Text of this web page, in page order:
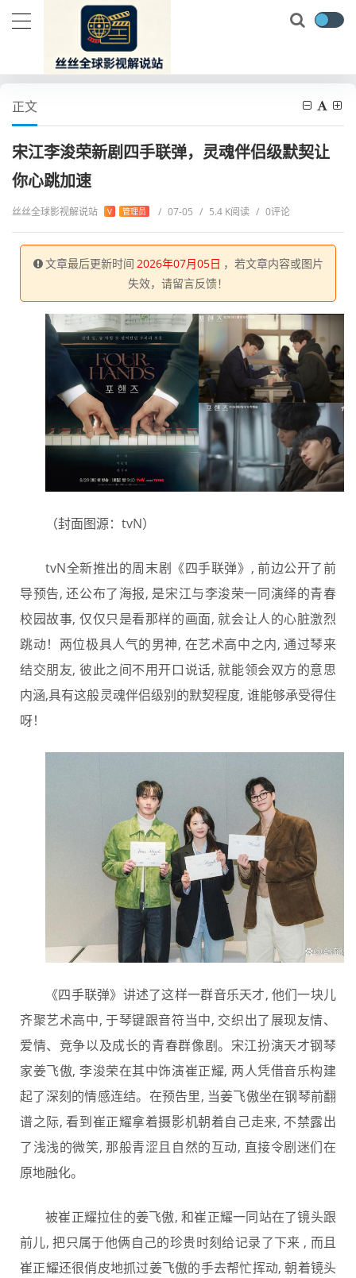
当前位置： 首页 电视剧 日韩剧
正文
宋江李浚荣新剧四手联弹，灵魂伴侣级默契让
你心跳加速
丝丝全球影视解说站 V 管理员 / 07-05 / 5.4 K阅读 / 0评论
文章最后更新时间 2026年07月05日 ，若文章内容或图片
失效，请留言反馈！
（封面图源：tvN）
tvN全新推出的周末剧《四手联弹》, 前边公开了前
导预告, 还公布了海报, 是宋江与李浚荣一同演绎的青春
校园故事, 仅仅只是看那样的画面, 就会让人的心脏激烈
跳动！两位极具人气的男神, 在艺术高中之内, 通过琴来
结交朋友, 彼此之间不用开口说话, 就能领会双方的意思
内涵,具有这般灵魂伴侣级别的默契程度, 谁能够承受得住
呀！
《四手联弹》讲述了这样一群音乐天才, 他们一块儿
齐聚艺术高中, 于琴键跟音符当中, 交织出了展现友情、
爱情、竞争以及成长的青春群像剧。宋江扮演天才钢琴
家姜飞傲, 李浚荣在其中饰演崔正耀, 两人凭借音乐构建
起了深刻的情感连结。在预告里, 当姜飞傲坐在钢琴前翻
谱之际, 看到崔正耀拿着摄影机朝着自己走来, 不禁露出
了浅浅的微笑, 那般青涩且自然的互动, 直接令剧迷们在
原地融化。
被崔正耀拉住的姜飞傲, 和崔正耀一同站在了镜头跟
前儿, 把只属于他俩自己的珍贵时刻给记录了下来 , 而且
崔正耀还很俏皮地抓过姜飞傲的手去帮忙挥动, 朝着镜头